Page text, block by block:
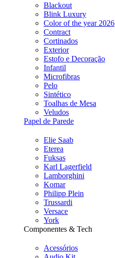
Blackout
Blink Luxury
Color of the year 2026
Contract
Cortinados
Exterior
Estofo e Decoração
Infantil
Microfibras
Pelo
Sintético
Toalhas de Mesa
Veludos
Papel de Parede
Elie Saab
Eterea
Fuksas
Karl Lagerfield
Lamborghini
Komar
Philipp Plein
Trussardi
Versace
York
Componentes & Tech
Acessórios